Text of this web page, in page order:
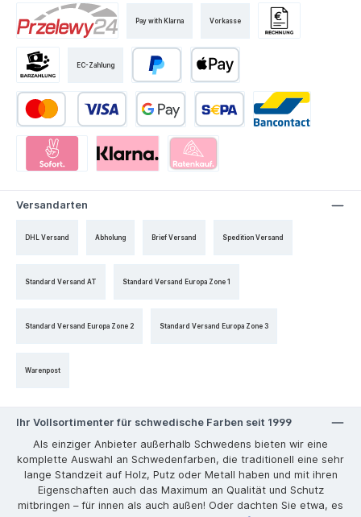
Pay with Klarna Vorkasse
EC-Zahlung
Versandarten
DHL Versand Abholung Brief Versand Spedition Versand
Standard Versand AT Standard Versand Europa Zone 1
Standard Versand Europa Zone 2 Standard Versand Europa Zone 3
Warenpost
Ihr Vollsortimenter für schwedische Farben seit 1999
Als einziger Anbieter außerhalb Schwedens bieten wir eine
komplette Auswahl an Schwedenfarben, die traditionell eine sehr
lange Standzeit auf Holz, Putz oder Metall haben und mit ihren
Eigenschaften auch das Maximum an Qualität und Schutz
mitbringen – für innen als auch außen! Oder dachten Sie etwa, es